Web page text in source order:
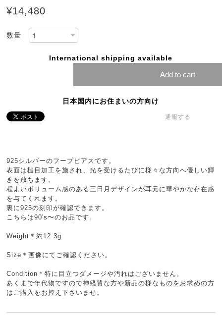
¥14,480
数量
International shipping available
Add to cart
日本国内にお住まいの方向け
通報する
925シルバーのフープピアスです。
表面は槌目加工を施され、光を受けるたびに様々な方向へ優しい輝
きを放ちます。
程よいボリューム感のある三日月デザインが耳元に華やかな存在感
を与てくれます。
裏に925の刻印が確認できます。
こちらは90's〜のお品です。
Weight＊約12.3g
Size＊画像にてご確認ください。
Condition＊特に目立つダメージや汚れはございません。
あくまで年代物ですので神経質な方や新品の様なものをお求めの方
はご購入をお控え下さいませ。